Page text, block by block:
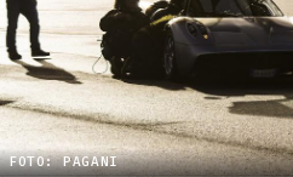
FOTO: PAGANI